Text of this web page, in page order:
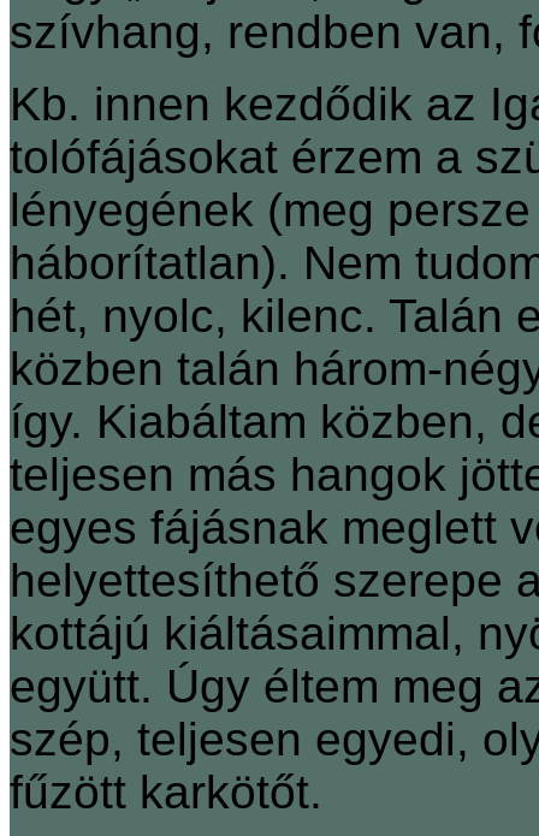
szívhang, rendben van,
Kb. innen kezdődik az
tolófájásokat érzem a
lényegének (meg
háborítatlan). Nem
hét, nyolc, kilenc. Talán
közben talán három-
így. Kiabáltam közben,
teljesen más hangok
egyes fájásnak meglett
helyettesíthető szerepe
kottájú kiáltásaimmal,
együtt. Úgy éltem meg
szép, teljesen egyedi,
fűzött karkötőt.